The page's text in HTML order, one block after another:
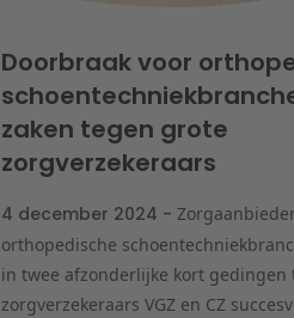
Doorbraak voor
zaken tegen grote
zorgverzekeraars
4 december 2024 -
orthopedische
in twee afzonderlijke kort gedingen
zorgverzekeraars VGZ en CZ